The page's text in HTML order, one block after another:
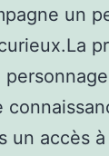
un
un accès à